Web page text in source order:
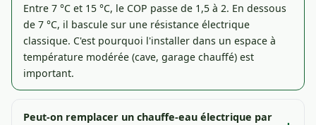
Entre 7 °C et 15 °C, le COP passe de 1,5 à 2. En dessous
de 7 °C, il bascule sur une résistance électrique
classique. C'est pourquoi l'installer dans un espace à
température modérée (cave, garage chauffé) est
important.
Peut-on remplacer un chauffe-eau électrique par